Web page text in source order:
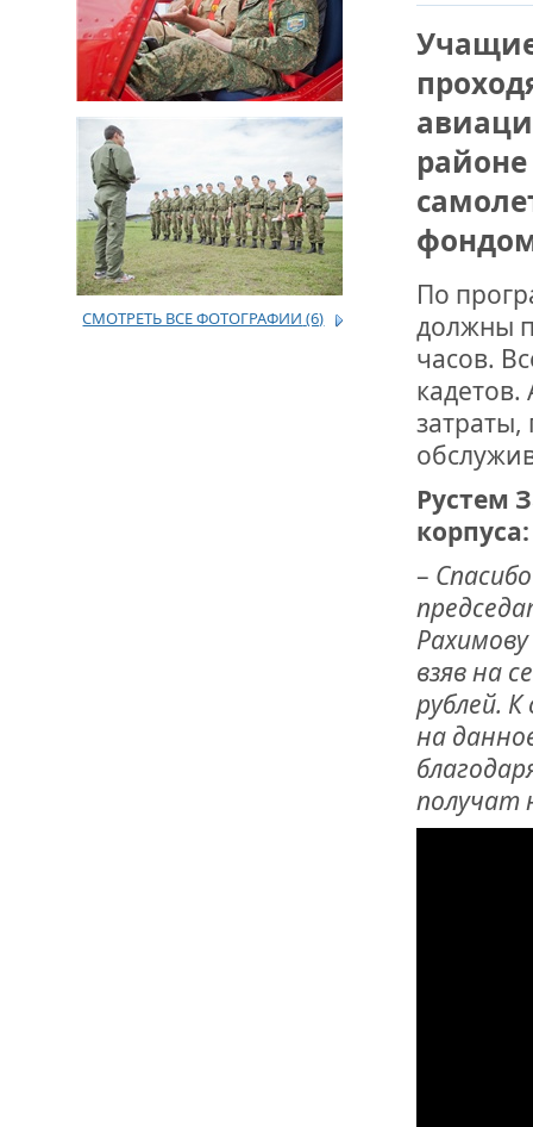
ОГОНЬ -
ПОЖАРОВ
ДРУЖБА НЕ
ВСТРЕЧА
В ДОМЕ
ВНОВЬ О
ДВА
ДО
ЮСУПОВА
ЛЮБОЙ
ИНТЕРВЬЮ
«ВЕТЕРАН
РОССИИ
СМОТРЕТЬ ВСЕ ФОТОГРАФИИ (6)
По
должны
часов.
Рустем
корпуса:
–
взяв на
рублей.
на
получат